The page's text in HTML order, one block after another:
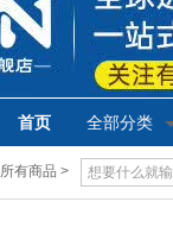
首页 全部分类
所有商品 >